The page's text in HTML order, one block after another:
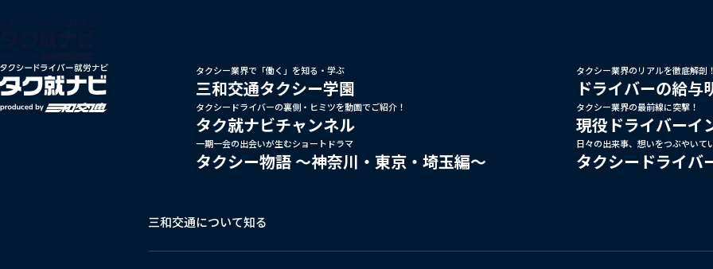
タクシー業界で「働く」を知る・学ぶ
三和交通タクシー学園
タクシー業界のリアルを徹底解剖
ドライバーの給与
タクシードライバーの裏側・ヒミツを動画でご紹介！
タク就ナビチャンネル
タクシー業界の最前線に突撃！
現役ドライバーイ
一期一会の出会いが生むショートドラマ
タクシー物語 ～神奈川・東京・埼玉編～
日々の出来事、想いをつぶやいて
タクシードライバ
三和交通について知る